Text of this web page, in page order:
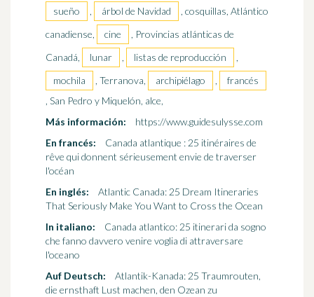
sueño
, árbol de Navidad
, cosquillas, Atlántico
canadiense,
cine
, Provincias atlánticas de
Canadá,
lunar , listas de reproducción
,
mochila
, Terranova, archipiélago ,
francés
, San Pedro y Miquelón, alce,
Más información:
https://www.guidesulysse.com
En francés:
Canada atlantique : 25 itinéraires de
rêve qui donnent sérieusement envie de traverser
l'océan
En inglés:
Atlantic Canada: 25 Dream Itineraries
That Seriously Make You Want to Cross the Ocean
In italiano:
Canada atlantico: 25 itinerari da sogno
che fanno davvero venire voglia di attraversare
l'oceano
Auf Deutsch:
Atlantik-Kanada: 25 Traumrouten,
die ernsthaft Lust machen, den Ozean zu